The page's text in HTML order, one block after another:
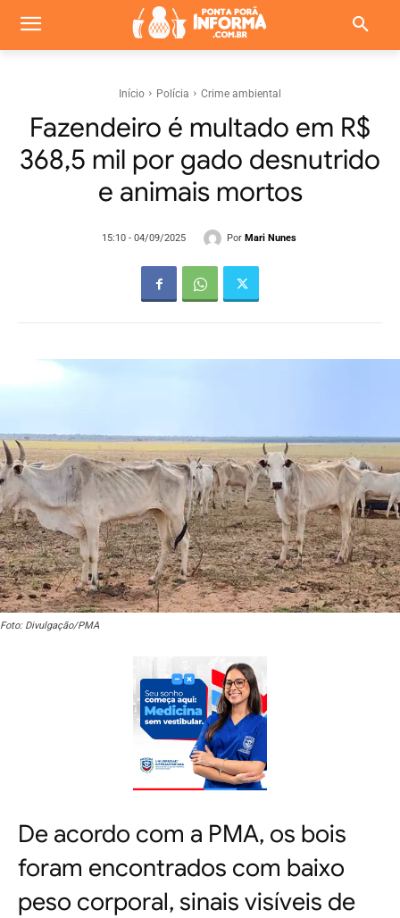
Início Polícia Crime ambiental
Fazendeiro é multado em R$
368,5 mil por gado desnutrido
e animais mortos
15:10 - 04/09/2025 Por Mari Nunes
Foto: Divulgação/PMA
De acordo com a PMA, os bois
foram encontrados com baixo
peso corporal, sinais visíveis de